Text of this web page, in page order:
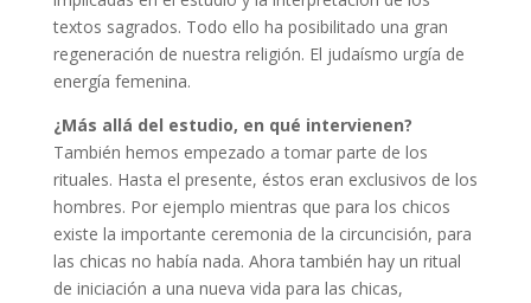
textos sagrados. Todo ello ha posibilitado una gran
regeneración de nuestra religión. El judaísmo urgía de
energía femenina.
¿Más allá del estudio, en qué intervienen?
También hemos empezado a tomar parte de los
rituales. Hasta el presente, éstos eran exclusivos de los
hombres. Por ejemplo mientras que para los chicos
existe la importante ceremonia de la circuncisión, para
las chicas no había nada. Ahora también hay un ritual
de iniciación a una nueva vida para las chicas,